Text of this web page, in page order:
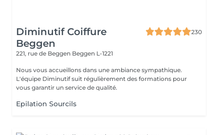
Diminutif Coiffure
Beggen
230
221, rue de Beggen Beggen L-1221
Nous vous accueillons dans une ambiance sympathique.
L'équipe Diminutif suit régulièrement des formations pour
vous garantir un service de qualité.
Epilation Sourcils